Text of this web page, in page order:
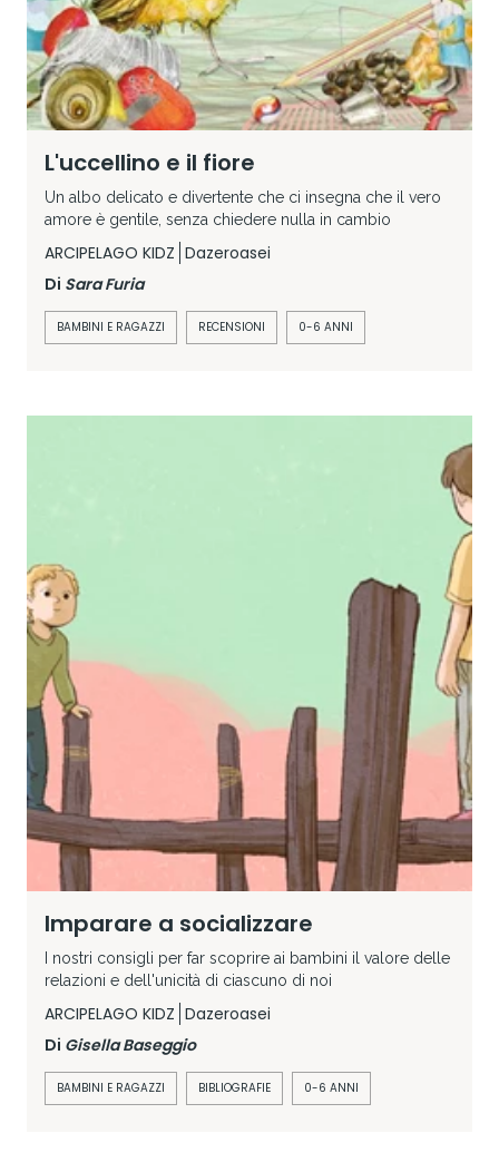
L'uccellino e il fiore
Un albo delicato e divertente che ci insegna che il vero
amore è gentile, senza chiedere nulla in cambio
ARCIPELAGO KIDZ Dazeroasei
Di Sara Furia
BAMBINI E RAGAZZI RECENSIONI 0-6 ANNI
Imparare a socializzare
I nostri consigli per far scoprire ai bambini il valore delle
relazioni e dell'unicità di ciascuno di noi
ARCIPELAGO KIDZ Dazeroasei
Di Gisella Baseggio
BAMBINI E RAGAZZI BIBLIOGRAFIE 0-6 ANNI